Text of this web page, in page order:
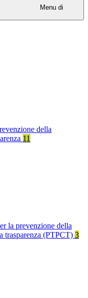
Menu di
della
11
la prevenzione della
trasparenza (PTPCT) 3